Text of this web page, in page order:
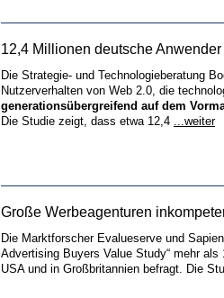
12,4 Millionen deutsche
Die Strategie- und Technologieberatung
Nutzerverhalten von Web 2.0, die
generationsübergreifend auf dem
Die Studie zeigt, dass etwa 12,4 ...weiter
Große Werbeagenturen
Die Marktforscher Evalueserve und
Advertising Buyers Value Study“ mehr
USA und in Großbritannien befragt. Die